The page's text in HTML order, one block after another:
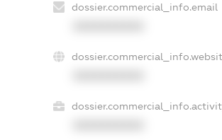
dossier.commercial_info.email